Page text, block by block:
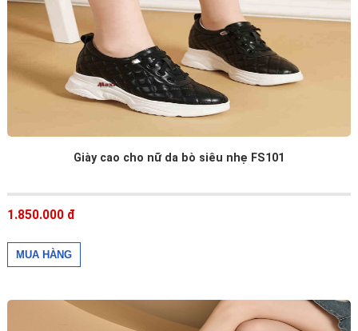
Giày cao cho nữ da bò siêu nhẹ FS101
1.850.000 đ